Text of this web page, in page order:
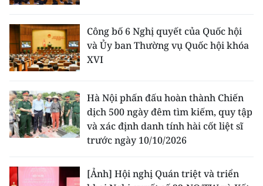
Công bố 6 Nghị quyết của Quốc hội
và Ủy ban Thường vụ Quốc hội khóa
XVI
Hà Nội phấn đấu hoàn thành Chiến
dịch 500 ngày đêm tìm kiếm, quy tập
và xác định danh tính hài cốt liệt sĩ
trước ngày 10/10/2026
[Ảnh] Hội nghị Quán triệt và triển